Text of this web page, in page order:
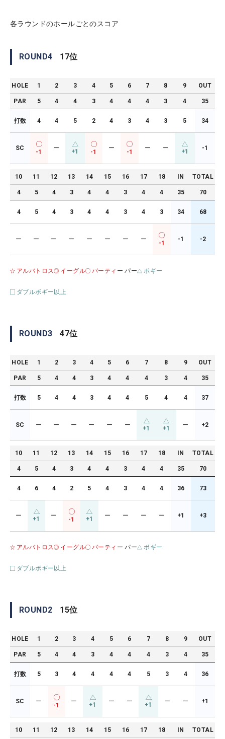
各ラウンドのホールごとのスコア
ROUND4 17位
HOLE 1 2 3 4 5 6 7 8 9 OUT
PAR 5 4 4 3 4 4 4 3 4 35
打数 4 4 5 2 4 3 4 3 5 34
SC
-1
ー +1 -1
ー
-1
ー ー +1 -1
10 11 12 13 14 15 16 17 18 IN TOTAL
4 5 4 3 4 4 3 4 4 35 70
4 5 4 3 4 4 3 4 3 34 68
ー ー ー ー ー ー ー ー
-1
-1 -2
アルバトロス イーグル バーティ ー パー ボギー
ダブルボギー以上
ROUND3 47位
HOLE 1 2 3 4 5 6 7 8 9 OUT
PAR 5 4 4 3 4 4 4 3 4 35
打数 5 4 4 3 4 4 5 4 4 37
SC ー ー ー ー ー ー +1 +1 ー +2
10 11 12 13 14 15 16 17 18 IN TOTAL
4 5 4 3 4 4 3 4 4 35 70
4 6 4 2 5 4 3 4 4 36 73
ー +1 ー
-1 +1 ー ー ー ー +1 +3
アルバトロス イーグル バーティ ー パー ボギー
ダブルボギー以上
ROUND2 15位
HOLE 1 2 3 4 5 6 7 8 9 OUT
PAR 5 4 4 3 4 4 4 3 4 35
打数 5 3 4 4 4 4 5 3 4 36
SC ー
-1
ー +1 ー ー +1 ー ー +1
10 11 12 13 14 15 16 17 18 IN TOTAL